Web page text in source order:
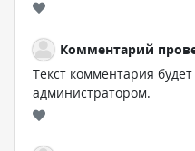
Комментарий
Текст комментария
администратором.